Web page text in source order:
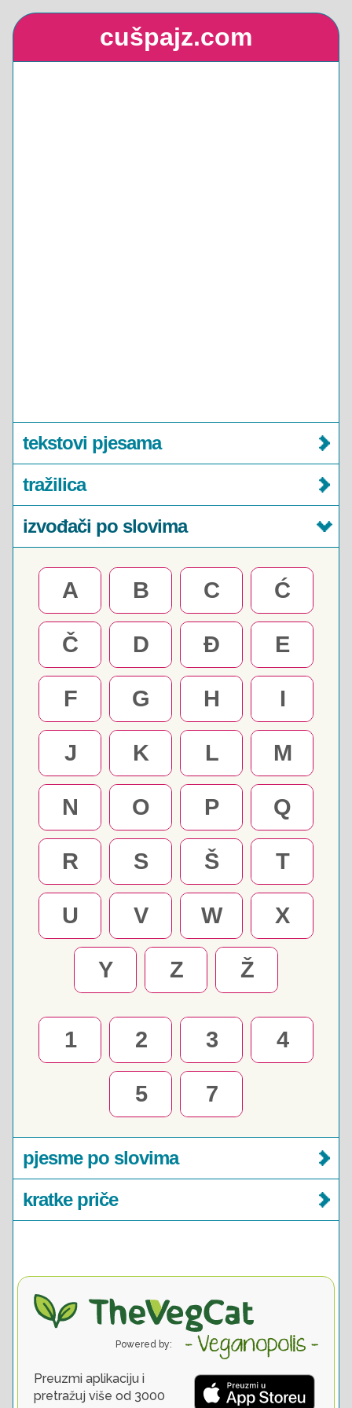
cušpajz.com
tekstovi pjesama
tražilica
izvođači po slovima
A B C Ć
Č D Đ E
F G H I
J K L M
N O P Q
R S Š T
U V W X
Y Z Ž
1 2 3 4
5 7
pjesme po slovima
kratke priče